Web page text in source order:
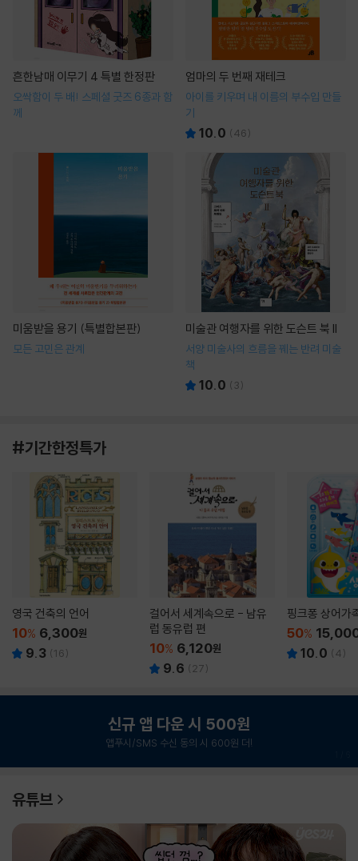
흔한남매 이무기 4 특별 한정판
오싹함이 두 배! 스페셜 굿즈 6종과 함
께
엄마의 두 번째 재테크
아이를 키우며 내 이름의 부수입 만들
기
10.0 (46)
미움받을 용기 (특별합본판)
모든 고민은 관계
미술관 여행자를 위한 도슨트 북 II
서양 미술사의 흐름을 꿰는 반려 미술
책
10.0 ( 3)
#기간한정특가
영국 건축의 언어
10% 6,300원
9.3 (16)
걸어서 세계속으로 - 남유
럽 동유럽 편
10% 6,120원
9.6 ( 27)
핑크퐁 상어가
50%
10.0 (4)
신규 앱 다운 시 500원
앱푸시/SMS 수신 동의 시 600원 더!
유튜브